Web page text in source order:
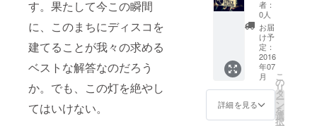
す。果たして今この瞬間
に、このまちにディスコを
建てることが我々の求める
ベストな解答なのだろう
か。でも、この灯を絶やし
てはいけない。
で１つ
だけの
キー
フック
HALL
ロゴT
シャツ
(ボディ
黒×プリ
ントは
ピン
ク・シ
アン・
イエ
者：
0人
お届
け予
定：
2016
年07
月
詳細を見る
こ
の
リ
タ
ー
ン
を
選
択